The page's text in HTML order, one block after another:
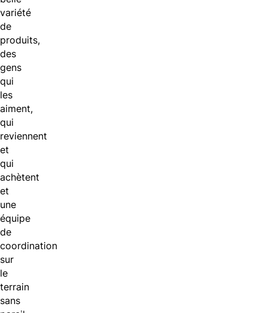
variété
de
produits,
des
gens
qui
les
aiment,
qui
reviennent
et
qui
achètent
et
une
équipe
de
coordination
sur
le
terrain
sans